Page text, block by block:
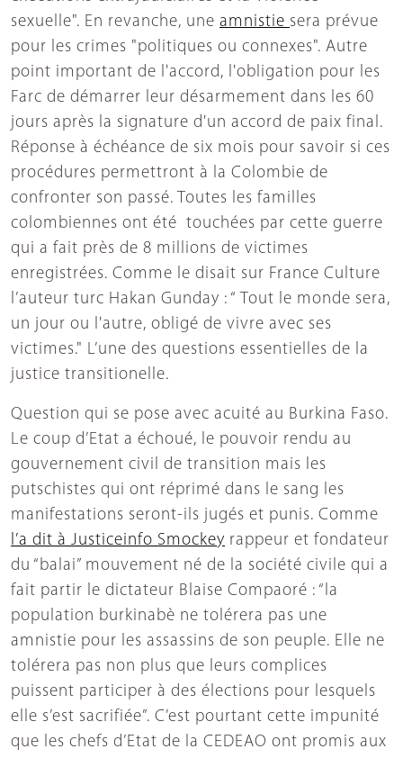
sexuelle". En revanche, une amnistie sera prévue
pour les crimes "politiques ou connexes". Autre
point important de l'accord, l'obligation pour les
Farc de démarrer leur désarmement dans les 60
jours après la signature d'un accord de paix final.
Réponse à échéance de six mois pour savoir si ces
procédures permettront à la Colombie de
confronter son passé. Toutes les familles
colombiennes ont été touchées par cette guerre
qui a fait près de 8 millions de victimes
enregistrées. Comme le disait sur France Culture
l’auteur turc Hakan Gunday : “ Tout le monde sera,
un jour ou l'autre, obligé de vivre avec ses
victimes." L’une des questions essentielles de la
justice transitionelle.
Question qui se pose avec acuité au Burkina Faso.
Le coup d’Etat a échoué, le pouvoir rendu au
gouvernement civil de transition mais les
putschistes qui ont réprimé dans le sang les
manifestations seront-ils jugés et punis. Comme
l’a dit à Justiceinfo Smockey rappeur et fondateur
du “balai” mouvement né de la société civile qui a
fait partir le dictateur Blaise Compaoré : “la
population burkinabè ne tolérera pas une
amnistie pour les assassins de son peuple. Elle ne
tolérera pas non plus que leurs complices
puissent participer à des élections pour lesquels
elle s’est sacrifiée”. C’est pourtant cette impunité
que les chefs d’Etat de la CEDEAO ont promis aux